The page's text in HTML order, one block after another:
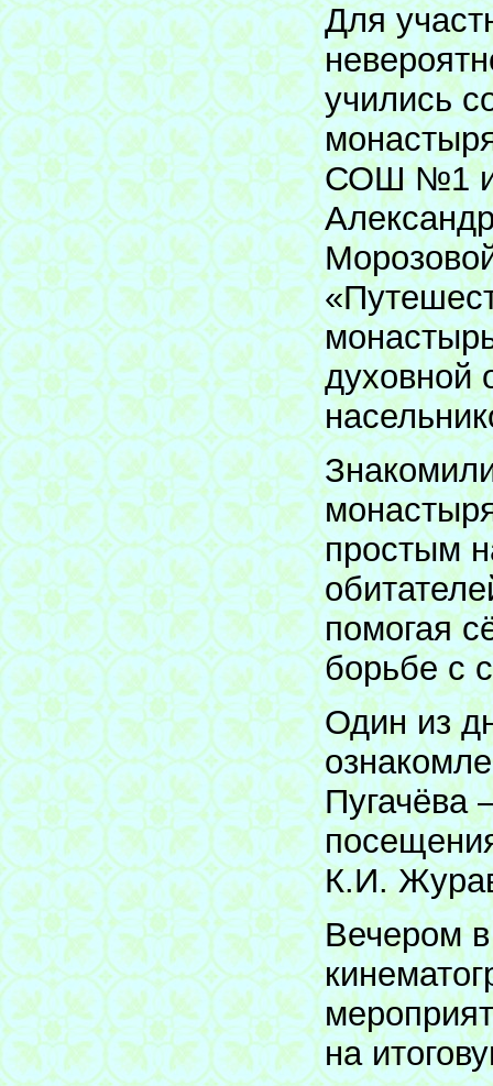
Для
учились
СОШ №1
духовной
простым
помогая
борьбе с
Один из
Пугачёва
К.И.
Вечером
на